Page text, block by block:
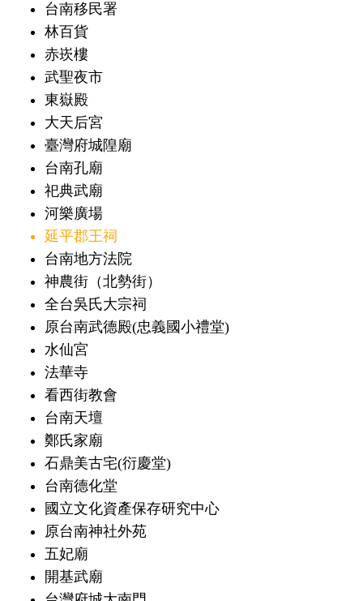
台南移民署
林百貨
赤崁樓
武聖夜市
東嶽殿
大天后宮
臺灣府城隍廟
台南孔廟
祀典武廟
河樂廣場
延平郡王祠
台南地方法院
神農街（北勢街）
全台吳氏大宗祠
原台南武德殿(忠義國小禮堂)
水仙宮
法華寺
看西街教會
台南天壇
鄭氏家廟
石鼎美古宅(衍慶堂)
台南德化堂
國立文化資產保存研究中心
原台南神社外苑
五妃廟
開基武廟